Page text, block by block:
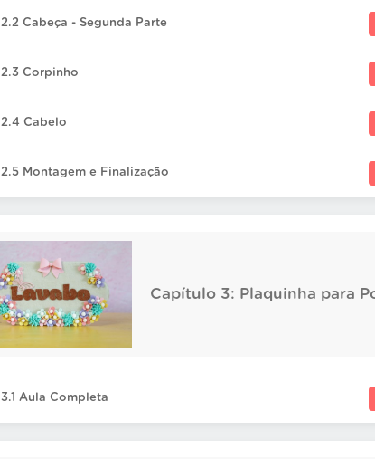
2.2 Cabeça - Segunda Parte
2.3 Corpinho
2.4 Cabelo
2.5 Montagem e Finalização
Capítulo 3: Plaquinha para
3.1 Aula Completa